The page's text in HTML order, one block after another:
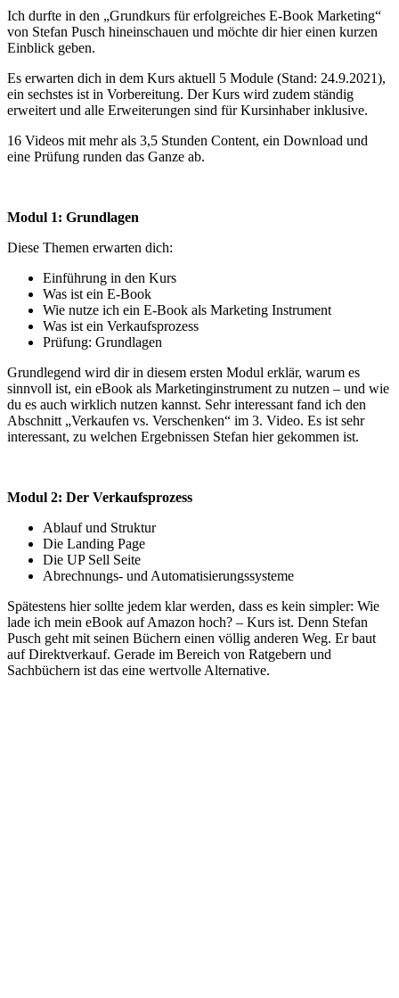
Ich durfte in den „Grundkurs für erfolgreiches E-Book Marketing“
von Stefan Pusch hineinschauen und möchte dir hier einen kurzen
Einblick geben.
Es erwarten dich in dem Kurs aktuell 5 Module (Stand: 24.9.2021),
ein sechstes ist in Vorbereitung. Der Kurs wird zudem ständig
erweitert und alle Erweiterungen sind für Kursinhaber inklusive.
16 Videos mit mehr als 3,5 Stunden Content, ein Download und
eine Prüfung runden das Ganze ab.
Modul 1: Grundlagen
Diese Themen erwarten dich:
Einführung in den Kurs
Was ist ein E-Book
Wie nutze ich ein E-Book als Marketing Instrument
Was ist ein Verkaufsprozess
Prüfung: Grundlagen
Grundlegend wird dir in diesem ersten Modul erklär, warum es
sinnvoll ist, ein eBook als Marketinginstrument zu nutzen – und wie
du es auch wirklich nutzen kannst. Sehr interessant fand ich den
Abschnitt „Verkaufen vs. Verschenken“ im 3. Video. Es ist sehr
interessant, zu welchen Ergebnissen Stefan hier gekommen ist.
Modul 2: Der Verkaufsprozess
Ablauf und Struktur
Die Landing Page
Die UP Sell Seite
Abrechnungs- und Automatisierungssysteme
Spätestens hier sollte jedem klar werden, dass es kein simpler: Wie
lade ich mein eBook auf Amazon hoch? – Kurs ist. Denn Stefan
Pusch geht mit seinen Büchern einen völlig anderen Weg. Er baut
auf Direktverkauf. Gerade im Bereich von Ratgebern und
Sachbüchern ist das eine wertvolle Alternative.